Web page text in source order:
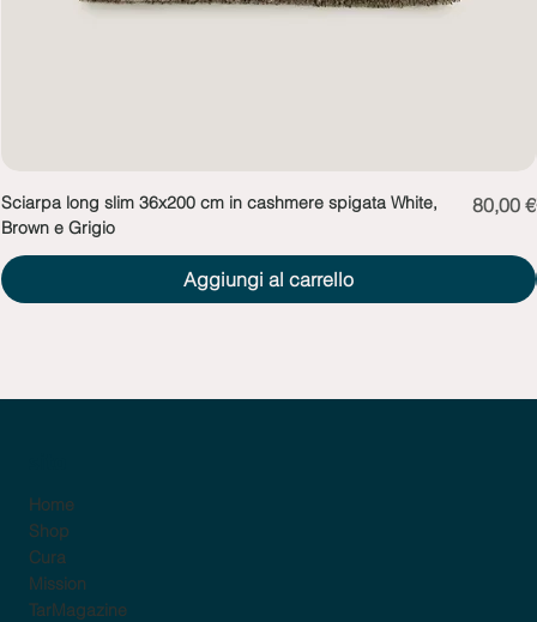
Sciarpa long slim 36x200 cm in cashmere spigata White,
Brown e Grigio
Prezzo
80,00 €
Aggiungi al carrello
Home
Shop
Cura
Mission
TarMagazine